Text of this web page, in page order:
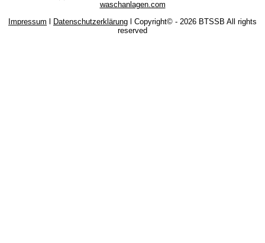
waschanlagen.com
Impressum l Datenschutzerklärung l Copyright© - 2026 BTSSB All rights
reserved